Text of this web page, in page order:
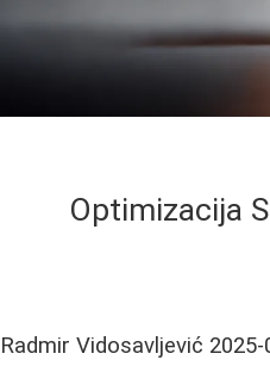
Optimizacija
Radmir Vidosavljević 2025-